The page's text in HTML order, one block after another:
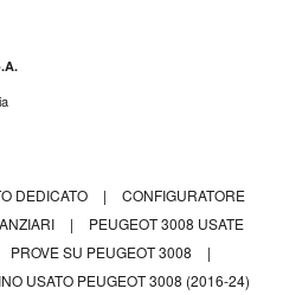
DEDICATO |
CONFIGURATORE
|
PEUGEOT 3008 USATE
PROVE SU PEUGEOT 3008
|
USATO PEUGEOT 3008 (2016-24)